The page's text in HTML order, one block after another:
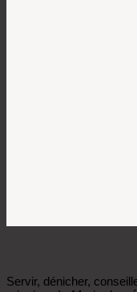
Servir, dénicher,